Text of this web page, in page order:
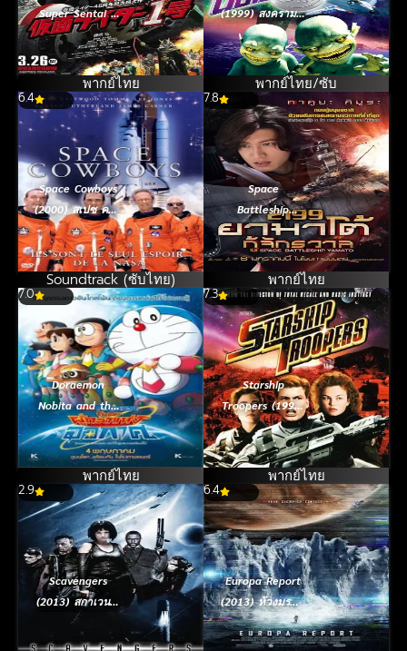
Super Sentai x
Space Sheriff
Super Hero
Taisen Z (2013)
มาสค์ไรเดอร์ x ซู
เปอร์เซนไท x
ตำรวจอวกาศ ซู
เปอร์ฮีโร่ไทเซน Z
พากย์ไทย
(1999) สงครามเอ
เลี่ยน บึ้มส์จักรวาล
พากย์ไทย/ซับ
6.4
Space Cowboys
(2000) สเปซ คาว
บอยส์ ผนึกพลัง
ระห่ำกู้โลก [ซับ
ไทย]
Soundtrack (ซับไทย)
7.8
Space
Battleship
Yamato 2199
(2010) ยามาโต้
กู้จักรวาลพากย์ไทย
7.0
Doraemon
Nobita and the
Space Heroes
โดราเอมอน เดอะ
มูฟวี่ ตอน โนบิตะ
ผู้กล้าแห่งอวกาศ
(2015)
พากย์ไทย
7.3
Starship
Troopers (1997)
สงครามหมื่นขา
ล่าล้างจักรวาล
พากย์ไทย
2.9
Scavengers
(2013) สกาเวนเจ
อร์ส ทีมสำรวจล้ำ
อนาคต
6.4
Europa Report
(2013) ห้วงมรณะ
อุบัติการณ์สยอง
โลก